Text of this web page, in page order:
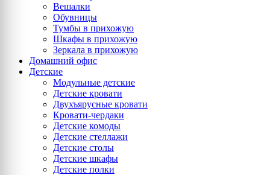
Вешалки
Обувницы
Тумбы в прихожую
Шкафы в прихожую
Зеркала в прихожую
Домашний офис
Детские
Модульные детские
Детские кровати
Двухъярусные кровати
Кровати-чердаки
Детские комоды
Детские стеллажи
Детские столы
Детские шкафы
Детские полки